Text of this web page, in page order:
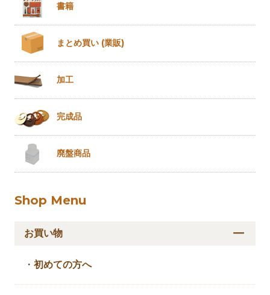
書籍
まとめ買い (業販)
加工
完成品
廃盤商品
Shop Menu
お買い物
・初めての方へ